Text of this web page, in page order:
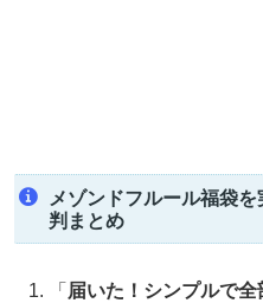
メゾンドフルール福袋
判まとめ
「 届いた！シンプルで